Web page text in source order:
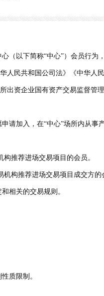
（以下简称“中心”）会员行为
人民共和国公司法》《中华人
出资企业国有资产交易监督管
请加入，在“中心”场所内从事
推荐进场交易项目的会员。
构推荐进场交易项目成交方的
相关的交易规则。
质限制。